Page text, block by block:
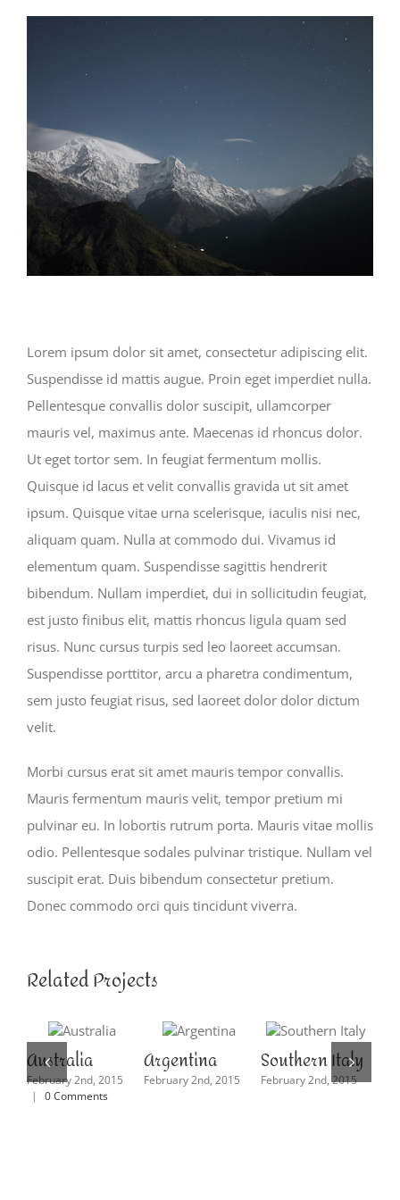
Lorem ipsum dolor sit amet, consectetur adipiscing elit.
Suspendisse id mattis augue. Proin eget imperdiet nulla.
Pellentesque convallis dolor suscipit, ullamcorper
mauris vel, maximus ante. Maecenas id rhoncus dolor.
Ut eget tortor sem. In feugiat fermentum mollis.
Quisque id lacus et velit convallis gravida ut sit amet
ipsum. Quisque vitae urna scelerisque, iaculis nisi nec,
aliquam quam. Nulla at commodo dui. Vivamus id
elementum quam. Suspendisse sagittis hendrerit
bibendum. Nullam imperdiet, dui in sollicitudin feugiat,
est justo finibus elit, mattis rhoncus ligula quam sed
risus. Nunc cursus turpis sed leo laoreet accumsan.
Suspendisse porttitor, arcu a pharetra condimentum,
sem justo feugiat risus, sed laoreet dolor dolor dictum
velit.
Morbi cursus erat sit amet mauris tempor convallis.
Mauris fermentum mauris velit, tempor pretium mi
pulvinar eu. In lobortis rutrum porta. Mauris vitae mollis
odio. Pellentesque sodales pulvinar tristique. Nullam vel
suscipit erat. Duis bibendum consectetur pretium.
Donec commodo orci quis tincidunt viverra.
Related Projects
Australia
February 2nd, 2015
|
0 Comments
Argentina
February 2nd, 2015
Southern Italy
February 2nd, 2015